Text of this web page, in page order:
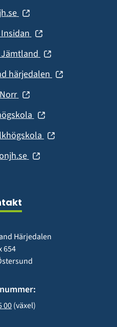
(öppnas
nytt
fönster)
(öppnas
nytt
fönster)
(öppnas
nytt
härjedalen (öppnas
(öppnas
nytt
fönster)
(öppnas
nytt
fönster)
(öppnas
(öppnas
Härjedalen
654
00 (växel)